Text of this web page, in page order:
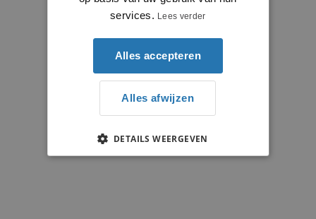
services.
Lees verder
Alles accepteren
Alles afwijzen
DETAILS WEERGEVEN